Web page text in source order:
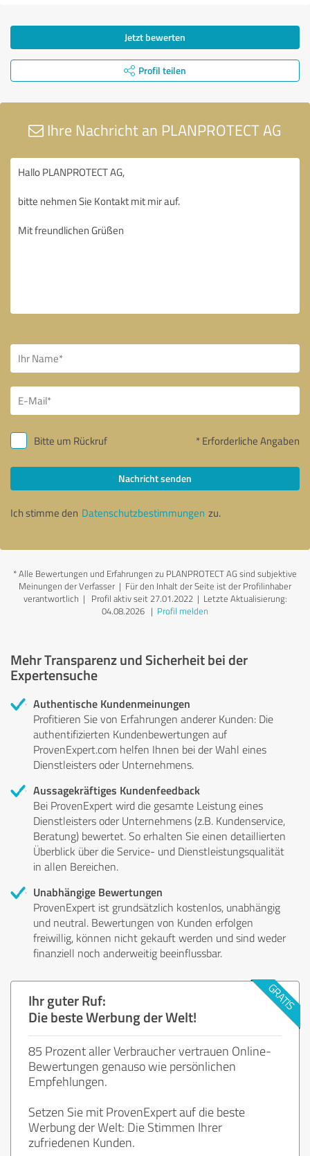
Jetzt bewerten
Profil teilen
Ihre Nachricht an PLANPROTECT AG
Bitte um Rückruf * Erforderliche Angaben
Nachricht senden
Ich stimme den Datenschutzbestimmungen zu.
*Alle Bewertungen und Erfahrungen zu PLANPROTECT AG sind subjektive
Meinungen der Verfasser | Für den Inhalt der Seite ist der Profilinhaber
verantwortlich | Profil aktiv seit 27.01.2022 | Letzte Aktualisierung:
04.08.2026 | Profil melden
Mehr Transparenz und Sicherheit bei der
Expertensuche
Authentische Kundenmeinungen
Profitieren Sie von Erfahrungen anderer Kunden: Die
authentifizierten Kundenbewertungen auf
ProvenExpert.com helfen Ihnen bei der Wahl eines
Dienstleisters oder Unternehmens.
Aussagekräftiges Kundenfeedback
Bei ProvenExpert wird die gesamte Leistung eines
Dienstleisters oder Unternehmens (z.B. Kundenservice,
Beratung) bewertet. So erhalten Sie einen detaillierten
Überblick über die Service- und Dienstleistungsqualität
in allen Bereichen.
Unabhängige Bewertungen
ProvenExpert ist grundsätzlich kostenlos, unabhängig
und neutral. Bewertungen von Kunden erfolgen
freiwillig, können nicht gekauft werden und sind weder
finanziell noch anderweitig beeinflussbar.
Ihr guter Ruf:
Die beste Werbung der Welt!
85 Prozent aller Verbraucher vertrauen Online-
Bewertungen genauso wie persönlichen
Empfehlungen.
Setzen Sie mit ProvenExpert auf die beste
Werbung der Welt: Die Stimmen Ihrer
zufriedenen Kunden.